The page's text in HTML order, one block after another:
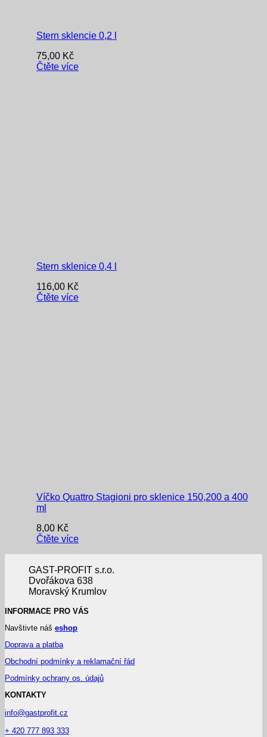
Stern sklencie 0,2 l
75,00 Kč
Čtěte více
Stern sklenice 0,4 l
116,00 Kč
Čtěte více
Víčko Quattro Stagioni pro sklenice 150,200 a 400
ml
8,00 Kč
Čtěte více
GAST-PROFIT s.r.o.
Dvořákova 638
Moravský Krumlov
INFORMACE PRO VÁS
Navštivte náš eshop
Doprava a platba
Obchodní podmínky a reklamační řád
Podmínky ochrany os. údajů
KONTAKTY
info@gastprofit.cz
+ 420 777 893 333